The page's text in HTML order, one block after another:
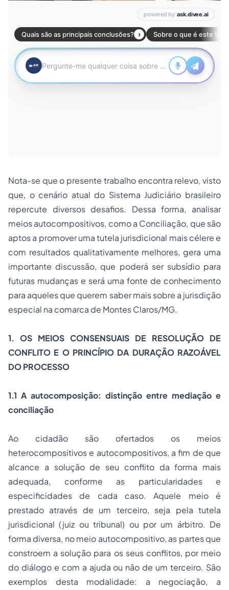
Nota-se que o presente trabalho encontra relevo, visto
que, o cenário atual do Sistema Judiciário brasileiro
repercute diversos desafios. Dessa forma, analisar
meios autocompositivos, como a Conciliação, que são
aptos a promover uma tutela jurisdicional mais célere e
com resultados qualitativamente melhores, gera uma
importante discussão, que poderá ser subsídio para
futuras mudanças e será uma fonte de conhecimento
para aqueles que querem saber mais sobre a jurisdição
especial na comarca de Montes Claros/MG.
1. OS MEIOS CONSENSUAIS DE RESOLUÇÃO DE
CONFLITO E O PRINCÍPIO DA DURAÇÃO RAZOÁVEL
DO PROCESSO
1.1 A autocomposição: distinção entre mediação e
conciliação
Ao cidadão são ofertados os meios
heterocompositivos e autocompositivos, a fim de que
alcance a solução de seu conflito da forma mais
adequada, conforme as particularidades e
especificidades de cada caso. Aquele meio é
prestado através de um terceiro, seja pela tutela
jurisdicional (juiz ou tribunal) ou por um árbitro. De
forma diversa, no meio autocompositivo, as partes que
constroem a solução para os seus conflitos, por meio
do diálogo e com a ajuda ou não de um terceiro. São
exemplos desta modalidade: a negociação, a